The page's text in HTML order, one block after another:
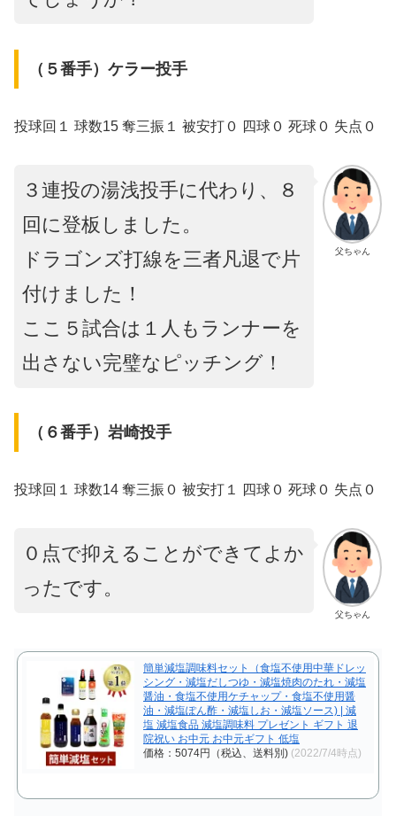
（５番手）ケラー投手
投球回１ 球数15 奪三振１ 被安打０ 四球０ 死球０ 失点０
父ちゃん
３連投の湯浅投手に代わり、８
回に登板しました。
ドラゴンズ打線を三者凡退で片
付けました！
ここ５試合は１人もランナーを
出さない完璧なピッチング！
（６番手）岩崎投手
投球回１ 球数14 奪三振０ 被安打１ 四球０ 死球０ 失点０
父ちゃん
０点で抑えることができてよか
ったです。
簡単減塩調味料セット（食塩不使用中華ドレッ
シング・減塩だしつゆ・減塩焼肉のたれ・減塩
醤油・食塩不使用ケチャップ・食塩不使用醤
油・減塩ぽん酢・減塩しお・減塩ソース) | 減
塩 減塩食品 減塩調味料 プレゼント ギフト 退
院祝い お中元 お中元ギフト 低塩
価格：5074円（税込、送料別) (2022/7/4時点)